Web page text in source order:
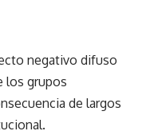
negativo difuso
los grupos
de largos